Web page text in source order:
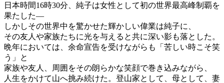
日本時間16時30分、純子は女性として初の世界最高峰制覇を
果たした―
しかしその世界中を驚かせた輝かしい偉業は純子に、
その友人や家族たちに光を与えると共に深い影も落とした。
晩年においては、余命宣告を受けながらも「苦しい時こそ笑
う」と
家族や友人、周囲をその朗らかな笑顔で巻き込みながら、
人生をかけて山へ挑み続けた。登山家として、母として、妻